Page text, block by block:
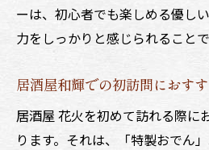
ーは、初心者でも楽しめる優し
力をしっかりと感じられることで
居酒屋和輝での初訪問におす
居酒屋 花火を初めて訪れる際に
ります。それは、「特製おでん